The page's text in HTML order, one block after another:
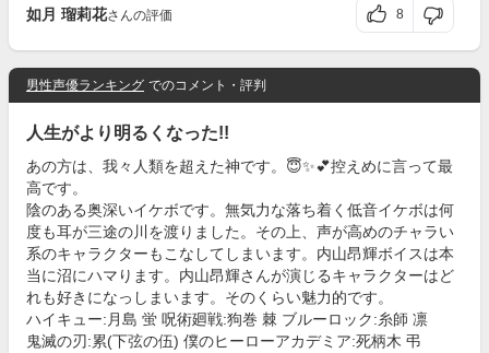
如月 瑠莉花さんの評価 8
男性声優ランキング でのコメント・評判
人生がより明るくなった!!
あの方は、我々人類を超えた神です。😇✨💕控えめに言って最
高です。
陰のある奥深いイケボです。無気力な落ち着く低音イケボは何
度も耳が三途の川を渡りました。その上、声が高めのチャラい
系のキャラクターもこなしてしまいます。内山昂輝ボイスは本
当に沼にハマります。内山昂輝さんが演じるキャラクターはど
れも好きになっしまいます。そのくらい魅力的です。
ハイキュー:月島 蛍 呪術廻戦:狗巻 棘 ブルーロック:糸師 凛
鬼滅の刃:累(下弦の伍) 僕のヒーローアカデミア:死柄木 弔